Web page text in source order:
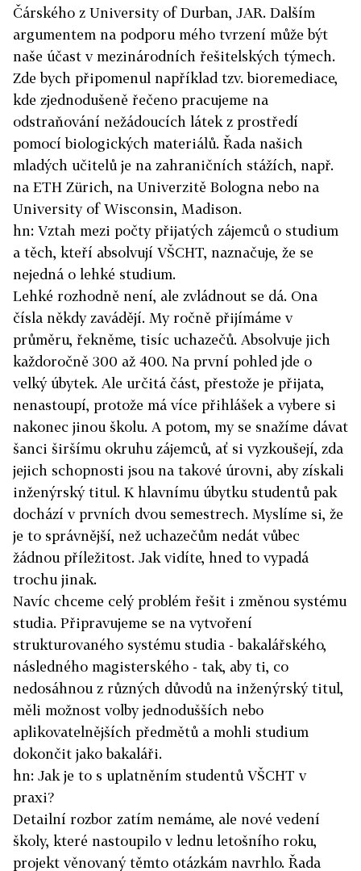
Čárského z University of Durban, JAR. Dalším
argumentem na podporu mého tvrzení může být
naše účast v mezinárodních řešitelských týmech.
Zde bych připomenul například tzv. bioremediace,
kde zjednodušeně řečeno pracujeme na
odstraňování nežádoucích látek z prostředí
pomocí biologických materiálů. Řada našich
mladých učitelů je na zahraničních stážích, např.
na ETH Zürich, na Univerzitě Bologna nebo na
University of Wisconsin, Madison.
hn: Vztah mezi počty přijatých zájemců o studium
a těch, kteří absolvují VŠCHT, naznačuje, že se
nejedná o lehké studium.
Lehké rozhodně není, ale zvládnout se dá. Ona
čísla někdy zavádějí. My ročně přijímáme v
průměru, řekněme, tisíc uchazečů. Absolvuje jich
každoročně 300 až 400. Na první pohled jde o
velký úbytek. Ale určitá část, přestože je přijata,
nenastoupí, protože má více přihlášek a vybere si
nakonec jinou školu. A potom, my se snažíme dávat
šanci širšímu okruhu zájemců, ať si vyzkoušejí, zda
jejich schopnosti jsou na takové úrovni, aby získali
inženýrský titul. K hlavnímu úbytku studentů pak
dochází v prvních dvou semestrech. Myslíme si, že
je to správnější, než uchazečům nedát vůbec
žádnou příležitost. Jak vidíte, hned to vypadá
trochu jinak.
Navíc chceme celý problém řešit i změnou systému
studia. Připravujeme se na vytvoření
strukturovaného systému studia - bakalářského,
následného magisterského - tak, aby ti, co
nedosáhnou z různých důvodů na inženýrský titul,
měli možnost volby jednodušších nebo
aplikovatelnějších předmětů a mohli studium
dokončit jako bakaláři.
hn: Jak je to s uplatněním studentů VŠCHT v
praxi?
Detailní rozbor zatím nemáme, ale nové vedení
školy, které nastoupilo v lednu letošního roku,
projekt věnovaný těmto otázkám navrhlo. Řada